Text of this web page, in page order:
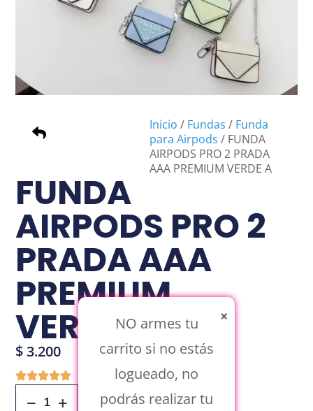
Inicio / Fundas / Funda
para Airpods / FUNDA
AIRPODS PRO 2 PRADA
AAA PREMIUM VERDE A
FUNDA
AIRPODS PRO 2
PRADA AAA
PREMIUM
VERDE A
$3.200
Añadir Al Carrito
×
NO armes tu
carrito si no estás
logueado, no
podrás realizar tu